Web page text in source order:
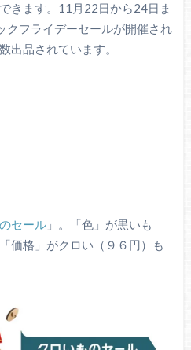
きます。11月22日から24日ま
クフライデーセールが開催され
出品されています。
セール」。「色」が黒いも
価格」がクロい（９６円）も